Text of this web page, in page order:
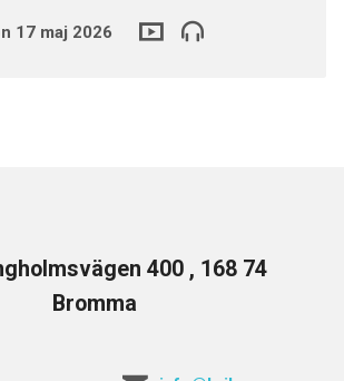
17 maj 2026
400 , 168 74
Bromma